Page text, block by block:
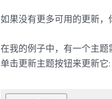
如果没有更多可用的更新，
在我的例子中，有一个主
单击更新主题按钮来更新它: